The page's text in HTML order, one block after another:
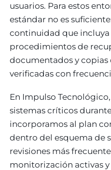
usuarios. Para estos
estándar no es
continuidad que
procedimientos de
documentados y copias
verificadas con
En Impulso
sistemas críticos
incorporamos al plan
dentro del esquema de
revisiones más
monitorización activas